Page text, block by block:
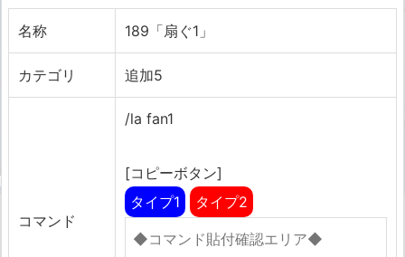
名称 189「扇ぐ1」
カテゴリ 追加5
コマンド
/la fan1
[コピーボタン]
タイプ1
タイプ2